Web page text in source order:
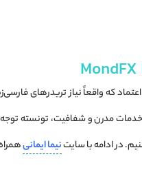
که واقعاً نیاز تریدرهای
خدمات مدرن و شفافیت، تونسته
در ادامه با سایتنیما ایمانی